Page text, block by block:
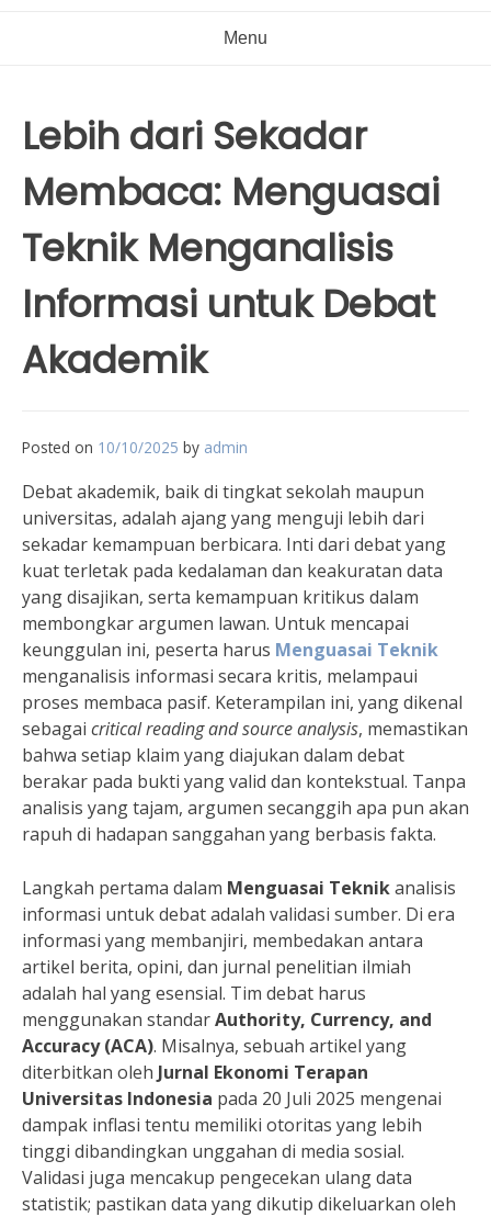
Menu
Lebih dari Sekadar
Membaca: Menguasai
Teknik Menganalisis
Informasi untuk Debat
Akademik
Posted on 10/10/2025 by admin
Debat akademik, baik di tingkat sekolah maupun
universitas, adalah ajang yang menguji lebih dari
sekadar kemampuan berbicara. Inti dari debat yang
kuat terletak pada kedalaman dan keakuratan data
yang disajikan, serta kemampuan kritikus dalam
membongkar argumen lawan. Untuk mencapai
keunggulan ini, peserta harus Menguasai Teknik
menganalisis informasi secara kritis, melampaui
proses membaca pasif. Keterampilan ini, yang dikenal
sebagai critical reading and source analysis, memastikan
bahwa setiap klaim yang diajukan dalam debat
berakar pada bukti yang valid dan kontekstual. Tanpa
analisis yang tajam, argumen secanggih apa pun akan
rapuh di hadapan sanggahan yang berbasis fakta.
Langkah pertama dalam Menguasai Teknikanalisis
informasi untuk debat adalah validasi sumber. Di era
informasi yang membanjiri, membedakan antara
artikel berita, opini, dan jurnal penelitian ilmiah
adalah hal yang esensial. Tim debat harus
menggunakan standarAuthority, Currency, and
Accuracy (ACA). Misalnya, sebuah artikel yang
diterbitkan oleh Jurnal Ekonomi Terapan
Universitas Indonesia pada 20 Juli 2025 mengenai
dampak inflasi tentu memiliki otoritas yang lebih
tinggi dibandingkan unggahan di media sosial.
Validasi juga mencakup pengecekan ulang data
statistik; pastikan data yang dikutip dikeluarkan oleh